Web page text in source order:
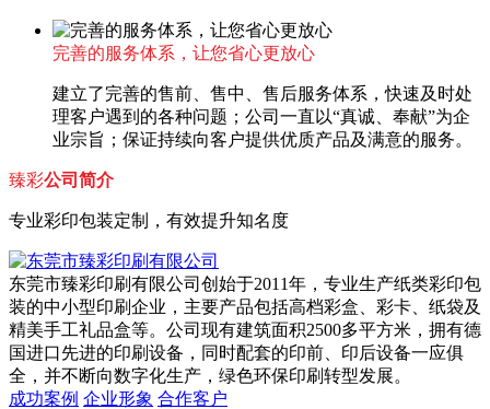
完善的服务体系，让您省心更放心
建立了完善的售前、售中、售后服务体系，快速及时处
理客户遇到的各种问题；公司一直以“真诚、奉献”为企
业宗旨；保证持续向客户提供优质产品及满意的服务。
臻彩公司简介
专业彩印包装定制，有效提升知名度
东莞市臻彩印刷有限公司创始于2011年，专业生产纸类彩印包
装的中小型印刷企业，主要产品包括高档彩盒、彩卡、纸袋及
精美手工礼品盒等。公司现有建筑面积2500多平方米，拥有德
国进口先进的印刷设备，同时配套的印前、印后设备一应俱
全，并不断向数字化生产，绿色环保印刷转型发展。
成功案例 企业形象 合作客户